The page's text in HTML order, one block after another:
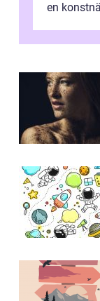
en